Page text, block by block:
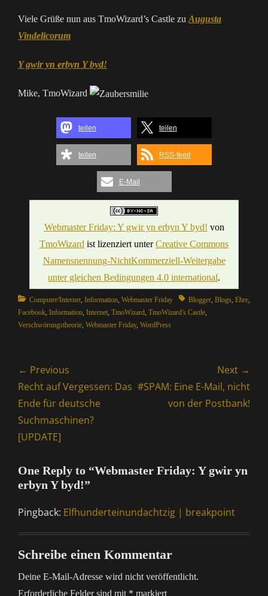
Viele Grüße nun aus TmoWizard’s Castle zu Augusta
Vindelicorum
Y gwir yn erbyn Y byd!
Mike, TmoWizard
teilen teilen
teilen RSS-feed
E-Mail
Webmaster Friday: Y gwir yn erbyn Y byd! von
TmoWizard ist lizenziert unterCreative Commons
Namensnennung-NichtKommerziell-Weitergabe
unter gleichen Bedingungen 4.0 international.
Categories
Computer/Internet, Information, Webmaster Friday TagsBlogger, Blogs, Ehre,
Facebook, Information, Internet, TmoWizard, TmoWizard's Castle,
Verschwörungstheorie, Webmaster Friday, WordPress
Beitragsnavigation
← Previous
Previous
post:
Recht auf Vergessen: Das
Ende für deutsche
Suchmaschinen?
[UPDATE]
Next →
Next
#SPAM: Eine E-Mail, nicht
von der Postbank!
One Reply to “Webmaster Friday: Y gwir yn
erbyn Y byd!”
Pingback: Elfhunderteinundachtzig | breakpoint
Schreibe einen Kommentar
Deine E-Mail-Adresse wird nicht veröffentlicht.
Erforderliche Felder sind mit * markiert